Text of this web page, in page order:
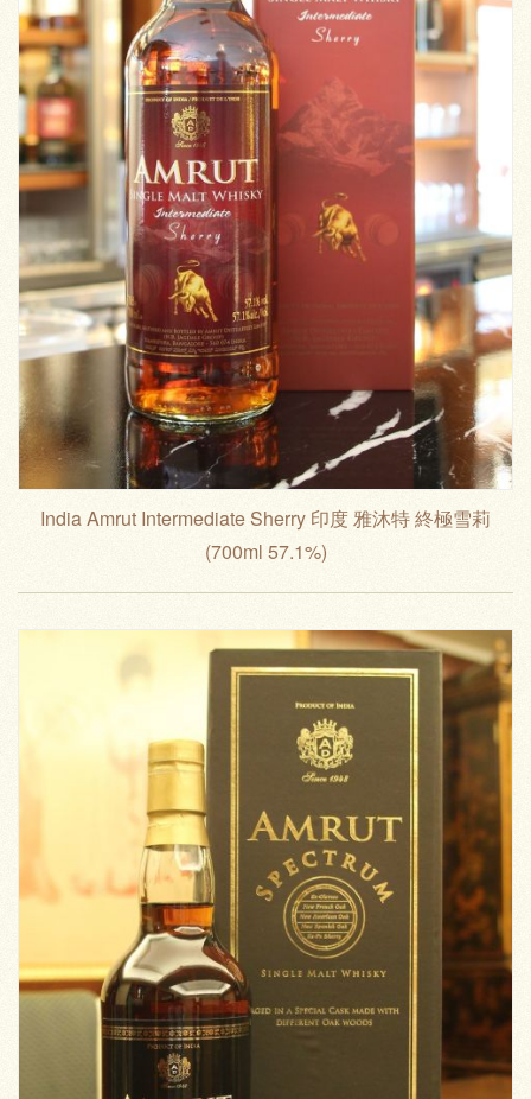
India Amrut Intermediate Sherry 印度 雅沐特 終極雪莉
(700ml 57.1%)